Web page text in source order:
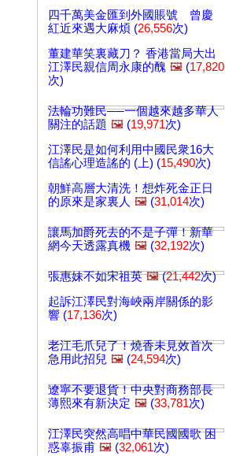
四千萬美金匯到外國賬號 曾慶
紅近來遇大麻煩 (26,556次)
董建華笑裏藏刀？ 香港當局大出
江澤民親信周永康的醜 🖼️ (17,820
次)
法輪功難民──一個越來越多華人
關注的話題 🖼️ (19,971次)
江澤民是如何利用中國民衆16大
信謠心理造謠的 (上) (15,490次)
朝鮮高層大清洗！想炸死金正日
的原來是家裏人 🖼️ (31,014次)
讓馬加爵死去的不是子彈！新華
網今天透露真機 🖼️ (32,192次)
張惠妹不如宋祖英 🖼️(21,442次)
起訴江澤民對海峽兩岸關係的影
響 (17,136次)
老江毛爪兒了！燒香未見效首次
急用此招兒 🖼️ (24,594次)
遼寧不要退貨！中央對商務部長
薄熙來有新決定 🖼️ (33,781次)
江澤民突然高唱中華民國國歌 困
惑辜振甫 🖼️ (32,061次)